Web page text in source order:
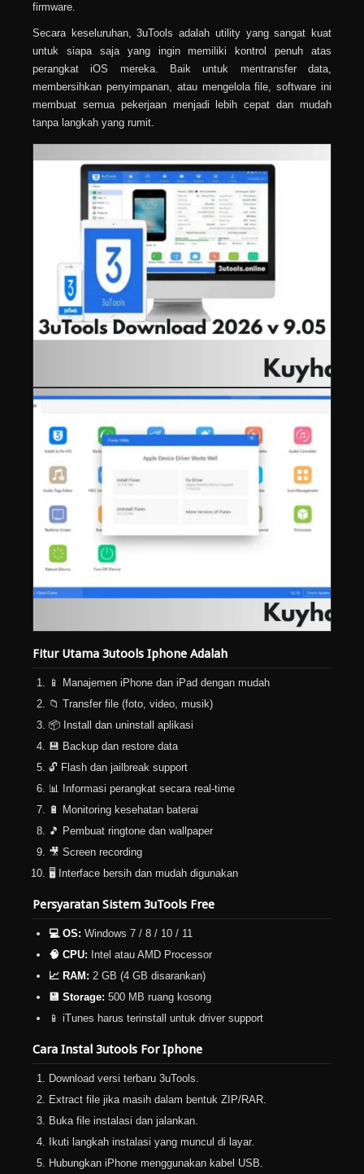
firmware.
Secara keseluruhan, 3uTools adalah utility yang sangat kuat
untuk siapa saja yang ingin memiliki kontrol penuh atas
perangkat iOS mereka. Baik untuk mentransfer data,
membersihkan penyimpanan, atau mengelola file, software ini
membuat semua pekerjaan menjadi lebih cepat dan mudah
tanpa langkah yang rumit.
Fitur Utama 3utools Iphone Adalah
📱 Manajemen iPhone dan iPad dengan mudah
📁 Transfer file (foto, video, musik)
📦 Install dan uninstall aplikasi
💾 Backup dan restore data
🔓 Flash dan jailbreak support
📊 Informasi perangkat secara real-time
🔋 Monitoring kesehatan baterai
🎵 Pembuat ringtone dan wallpaper
🎥 Screen recording
🖥️ Interface bersih dan mudah digunakan
Persyaratan Sistem 3uTools Free
💻 OS: Windows 7 / 8 / 10 / 11
🧠 CPU: Intel atau AMD Processor
📈 RAM: 2 GB (4 GB disarankan)
💾 Storage: 500 MB ruang kosong
📱 iTunes harus terinstall untuk driver support
Cara Instal 3utools For Iphone
Download versi terbaru 3uTools.
Extract file jika masih dalam bentuk ZIP/RAR.
Buka file instalasi dan jalankan.
Ikuti langkah instalasi yang muncul di layar.
Hubungkan iPhone menggunakan kabel USB.